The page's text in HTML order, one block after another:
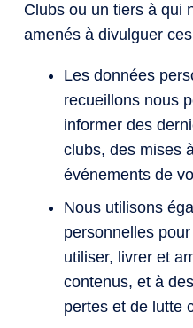
Clubs ou un tiers à qui
amenés à divulguer
Les données
recueillons nous
informer des
clubs, des mises
événements de
Nous utilisons
personnelles
utiliser, livrer et
contenus, et à
pertes et de lutte